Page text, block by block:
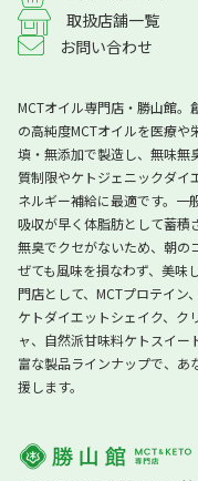
取扱店舗一覧
お問い合わせ
MCTオイル専門店・勝山館
の高純度MCTオイルを医療
填・無添加で製造し、無味無
質制限やケトジェニックダイ
ネルギー補給に最適です。一
吸収が早く体脂肪として蓄積
無臭でクセがないため、朝の
ぜても風味を損なわず、美味
門店として、MCTプロテイン
ケトダイエットシェイク、ク
ャ、自然派甘味料ケトスイ
富な製品ラインナップで、あ
援します。